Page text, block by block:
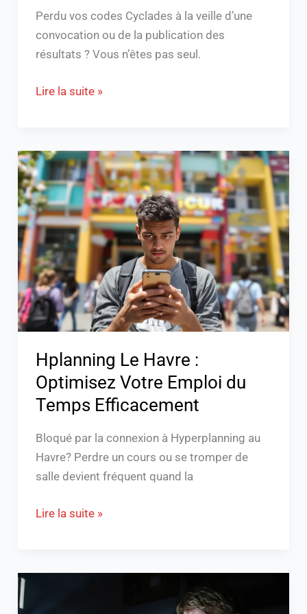
Perdu vos codes Cyclades à la veille d’une
convocation ou de la publication des
résultats ? Vous n’êtes pas seul.
Lire la suite »
Hplanning Le Havre :
Optimisez Votre Emploi du
Temps Efficacement
Bloqué par la connexion à Hyperplanning au
Havre? Perdre un cours ou se tromper de
salle devient fréquent quand la
Hplanning
Le
Havre
:
Optimisez
Votre
Emploi
du
Temps
Efficacement
Lire la suite »